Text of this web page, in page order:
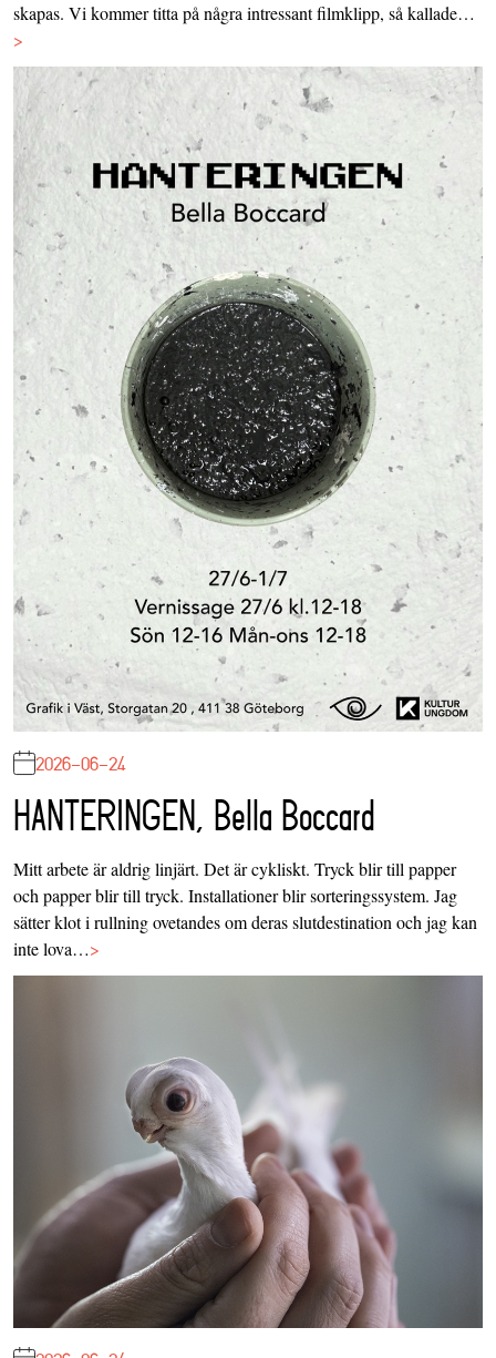
skapas. Vi kommer titta på några intressant filmklipp, så kallade…
>
2026-06-24
HANTERINGEN, Bella Boccard
Mitt arbete är aldrig linjärt. Det är cykliskt. Tryck blir till papper
och papper blir till tryck. Installationer blir sorteringssystem. Jag
sätter klot i rullning ovetandes om deras slutdestination och jag kan
inte lova…>